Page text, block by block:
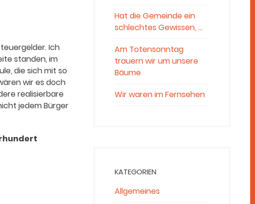
Ich
standen, im
die sich mit so
wir es doch
realisierbare
jedem Bürger
Hat die Gemeinde ein
schlechtes Gewissen, …
Am Totensonntag
trauern wir um unsere
Bäume
Wir waren im Fernsehen
KATEGORIEN
Allgemeines